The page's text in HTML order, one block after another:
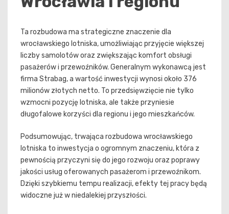
Ta rozbudowa ma strategiczne znaczenie dla
wrocławskiego lotniska, umożliwiając przyjęcie większej
liczby samolotów oraz zwiększając komfort obsługi
pasażerów i przewoźników. Generalnym wykonawcą jest
firma Strabag, a wartość inwestycji wynosi około 376
milionów złotych netto. To przedsięwzięcie nie tylko
wzmocni pozycję lotniska, ale także przyniesie
długofalowe korzyści dla regionu i jego mieszkańców.
Podsumowując, trwająca rozbudowa wrocławskiego
lotniska to inwestycja o ogromnym znaczeniu, która z
pewnością przyczyni się do jego rozwoju oraz poprawy
jakości usług oferowanych pasażerom i przewoźnikom.
Dzięki szybkiemu tempu realizacji, efekty tej pracy będą
widoczne już w niedalekiej przyszłości.